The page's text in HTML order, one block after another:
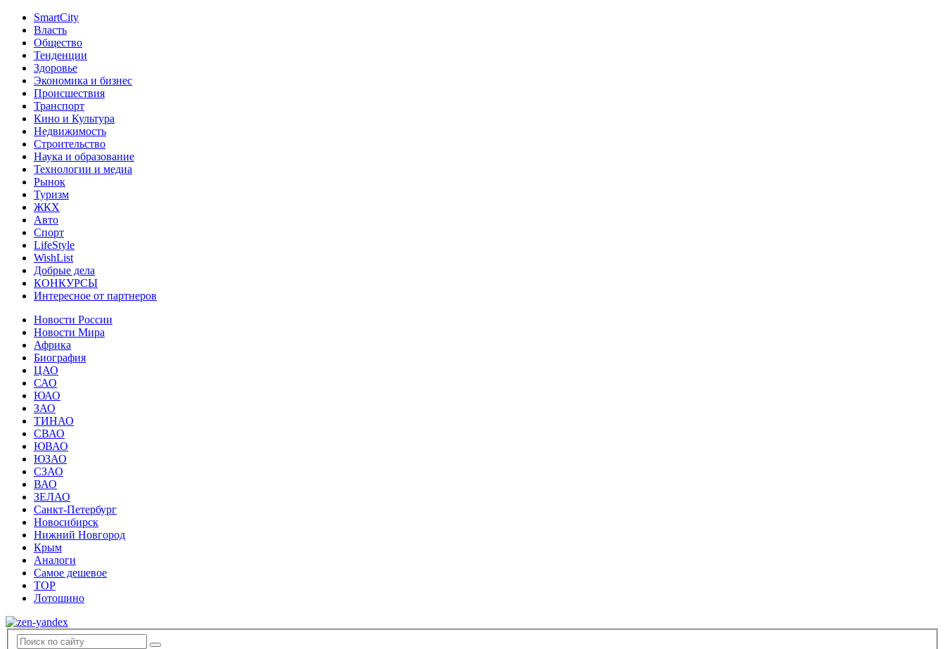
SmartCity
Власть
Общество
Тенденции
Здоровье
Экономика и бизнес
Происшествия
Транспорт
Кино и Культура
Недвижимость
Строительство
Наука и образование
Технологии и медиа
Рынок
Туризм
ЖКХ
Авто
Спорт
LifeStyle
WishList
Добрые дела
КОНКУРСЫ
Интересное от партнеров
Новости России
Новости Мира
Африка
Биография
ЦАО
САО
ЮАО
ЗАО
ТИНАО
СВАО
ЮВАО
ЮЗАО
СЗАО
ВАО
ЗЕЛАО
Санкт-Петербург
Новосибирск
Нижний Новгород
Крым
Аналоги
Самое дешевое
TOP
Лотошино